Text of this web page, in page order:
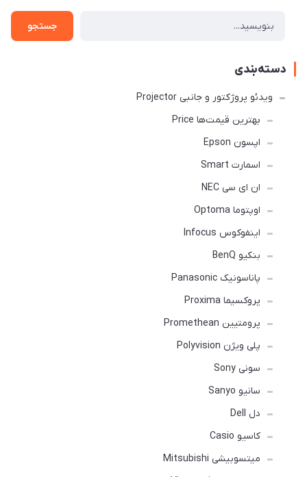
جستجو
دسته‌بندی
ویدئو پروژکتور و جانبی Projector
بهترین قیمت‌ها Price
اپسون Epson
اسمارت Smart
ان ای سی NEC
اوپتوما Optoma
اینفوکوس Infocus
بنکیو BenQ
پاناسونیک Panasonic
پروکسیما Proxima
پرومتیین Promethean
پلی ویژن Polyvision
سونی Sony
سانیو Sanyo
دل Dell
کاسیو Casio
میتسوبیشی Mitsubishi